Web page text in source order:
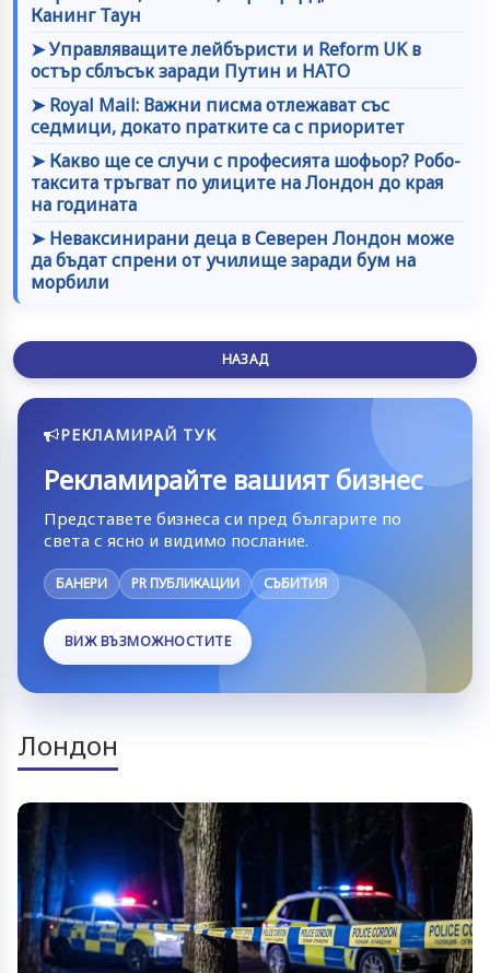
Канинг Таун
➤ Управляващите лейбъристи и Reform UK в
остър сблъсък заради Путин и НАТО
➤ Royal Mail: Важни писма отлежават със
седмици, докато пратките са с приоритет
➤ Какво ще се случи с професията шофьор? Робо-
таксита тръгват по улиците на Лондон до края
на годината
➤ Неваксинирани деца в Северен Лондон може
да бъдат спрени от училище заради бум на
морбили
НАЗАД
РЕКЛАМИРАЙ ТУК
Рекламирайте вашият бизнес
Представете бизнеса си пред българите по
света с ясно и видимо послание.
БАНЕРИ PR ПУБЛИКАЦИИ СЪБИТИЯ
ВИЖ ВЪЗМОЖНОСТИТЕ
Лондон